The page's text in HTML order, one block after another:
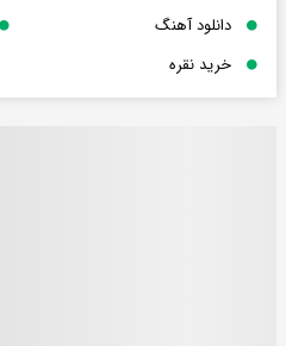
دانلود آهنگ
خرید نقره